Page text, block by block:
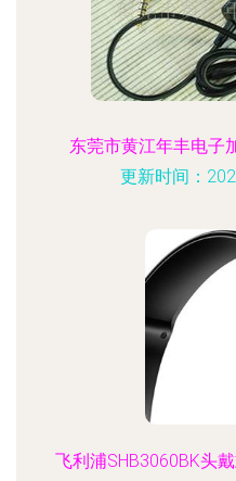
东莞市黄江年丰电子
更新时间：
飞利浦SHB3060BK头